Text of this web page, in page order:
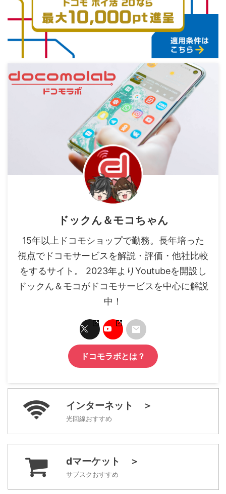
ドックん＆モコちゃん
15年以上ドコモショップで勤務。長年培った
視点でドコモサービスを解説・評価・他社比較
をするサイト。 2023年よりYoutubeを開設し
ドックん＆モコがドコモサービスを中心に解説
中！
ドコモラボとは？
インターネット ＞
光回線おすすめ
dマーケット ＞
サブスクおすすめ